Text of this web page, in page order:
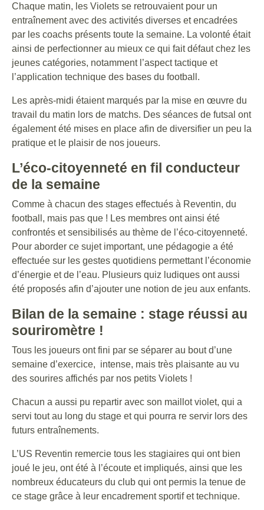
Chaque matin, les Violets se retrouvaient pour un
entraînement avec des activités diverses et encadrées
par les coachs présents toute la semaine. La volonté était
ainsi de perfectionner au mieux ce qui fait défaut chez les
jeunes catégories, notamment l’aspect tactique et
l’application technique des bases du football.
Les après-midi étaient marqués par la mise en œuvre du
travail du matin lors de matchs. Des séances de futsal ont
également été mises en place afin de diversifier un peu la
pratique et le plaisir de nos joueurs.
L’éco-citoyenneté en fil conducteur
de la semaine
Comme à chacun des stages effectués à Reventin, du
football, mais pas que ! Les membres ont ainsi été
confrontés et sensibilisés au thème de l’éco-citoyenneté.
Pour aborder ce sujet important, une pédagogie a été
effectuée sur les gestes quotidiens permettant l’économie
d’énergie et de l’eau. Plusieurs quiz ludiques ont aussi
été proposés afin d’ajouter une notion de jeu aux enfants.
Bilan de la semaine : stage réussi au
souriromètre !
Tous les joueurs ont fini par se séparer au bout d’une
semaine d’exercice, intense, mais très plaisante au vu
des sourires affichés par nos petits Violets !
Chacun a aussi pu repartir avec son maillot violet, qui a
servi tout au long du stage et qui pourra re servir lors des
futurs entraînements.
L’US Reventin remercie tous les stagiaires qui ont bien
joué le jeu, ont été à l’écoute et impliqués, ainsi que les
nombreux éducateurs du club qui ont permis la tenue de
ce stage grâce à leur encadrement sportif et technique.